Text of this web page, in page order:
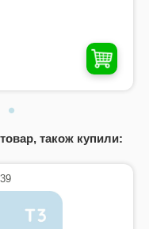
також купили: